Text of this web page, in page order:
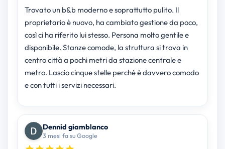
Trovato un b&b moderno e soprattutto pulito. Il
proprietario è nuovo, ha cambiato gestione da poco,
così ci ha riferito lui stesso. Persona molto gentile e
disponibile. Stanze comode, la struttura si trova in
centro città a pochi metri da stazione centrale e
metro. Lascio cinque stelle perché è davvero comodo
e con tutti i servizi necessari.
Dennid giamblanco
3 mesi fa su Google